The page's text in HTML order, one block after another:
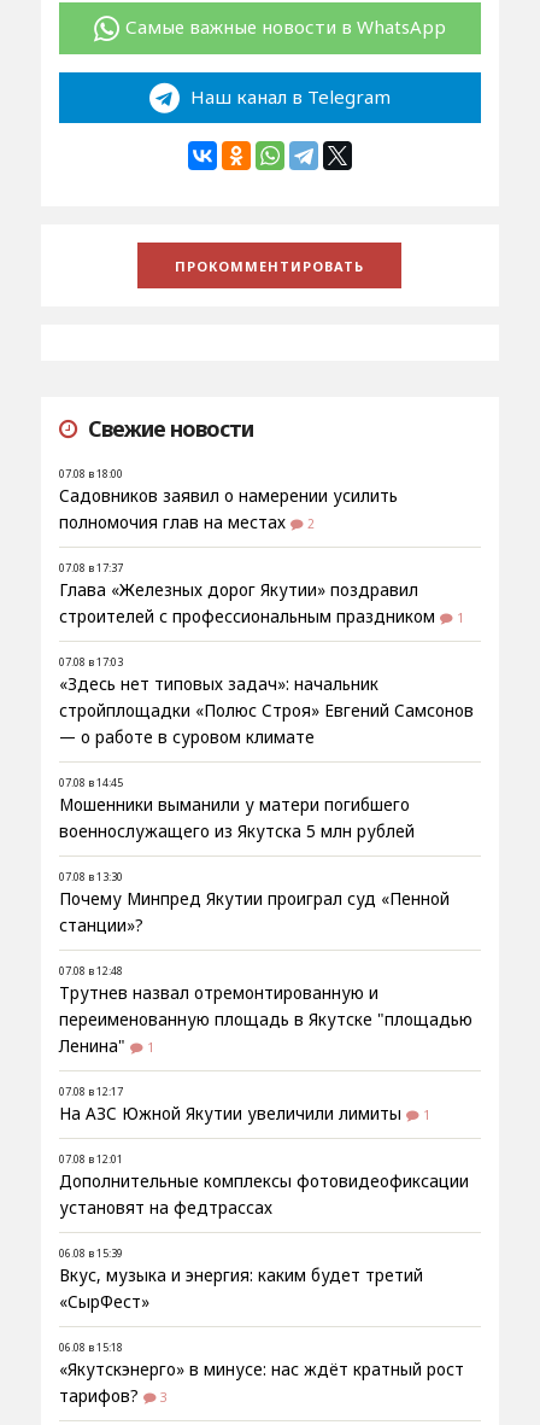
Самые важные новости в WhatsApp
Наш канал в Telegram
Свежие новости
07.08 в 18:00
Садовников заявил о намерении усилить
полномочия глав на местах
2
07.08 в 17:37
Глава «Железных дорог Якутии» поздравил
строителей с профессиональным праздником
1
07.08 в 17:03
«Здесь нет типовых задач»: начальник
стройплощадки «Полюс Строя» Евгений Самсонов
— о работе в суровом климате
07.08 в 14:45
Мошенники выманили у матери погибшего
военнослужащего из Якутска 5 млн рублей
07.08 в 13:30
Почему Минпред Якутии проиграл суд «Пенной
станции»?
07.08 в 12:48
Трутнев назвал отремонтированную и
переименованную площадь в Якутске "площадью
Ленина"
1
07.08 в 12:17
На АЗС Южной Якутии увеличили лимиты 1
07.08 в 12:01
Дополнительные комплексы фотовидеофиксации
установят на федтрассах
06.08 в 15:39
Вкус, музыка и энергия: каким будет третий
«СырФест»
06.08 в 15:18
«Якутскэнерго» в минусе: нас ждёт кратный рост
тарифов?
3